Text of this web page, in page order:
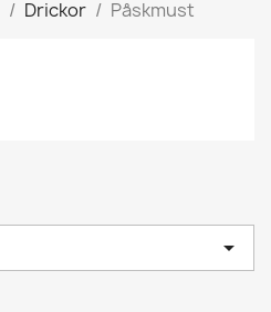
Drickor Påskmust
